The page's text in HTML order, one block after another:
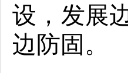
设，发展
边防固。